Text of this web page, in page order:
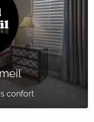
confort